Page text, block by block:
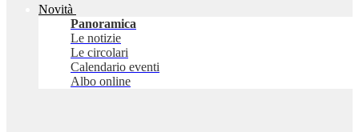
Novità
Panoramica
Le notizie
Le circolari
Calendario eventi
Albo online